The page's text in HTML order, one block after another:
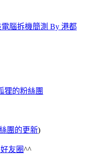
腦拆機簡測 By 港都
狸的粉絲團
團的更新)
友圈^^